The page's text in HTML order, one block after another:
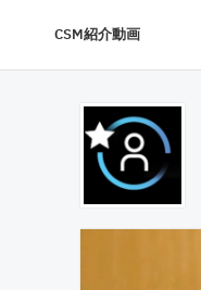
CSM紹介動画